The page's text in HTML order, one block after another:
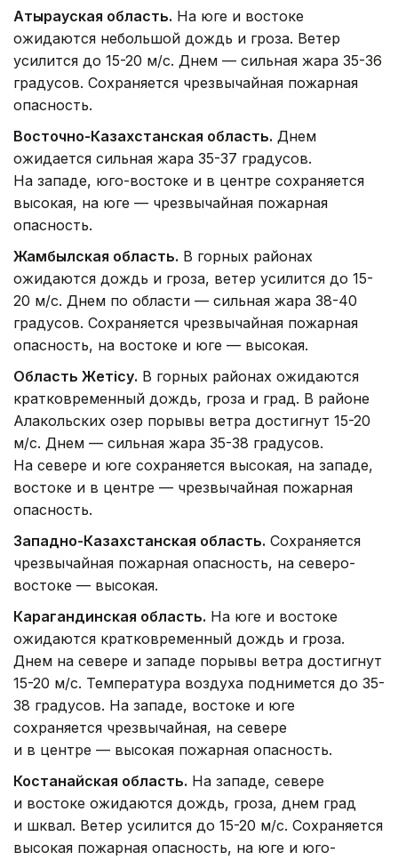
Атырауская область. На юге и востоке
ожидаются небольшой дождь и гроза. Ветер
усилится до 15-20 м/с. Днем — сильная жара 35-36
градусов. Сохраняется чрезвычайная пожарная
опасность.
Восточно-Казахстанская область. Днем
ожидается сильная жара 35-37 градусов.
На западе, юго-востоке и в центре сохраняется
высокая, на юге — чрезвычайная пожарная
опасность.
Жамбылская область. В горных районах
ожидаются дождь и гроза, ветер усилится до 15-
20 м/с. Днем по области — сильная жара 38-40
градусов. Сохраняется чрезвычайная пожарная
опасность, на востоке и юге — высокая.
Область Жетісу. В горных районах ожидаются
кратковременный дождь, гроза и град. В районе
Алакольских озер порывы ветра достигнут 15-20
м/с. Днем — сильная жара 35-38 градусов.
На севере и юге сохраняется высокая, на западе,
востоке и в центре — чрезвычайная пожарная
опасность.
Западно-Казахстанская область. Сохраняется
чрезвычайная пожарная опасность, на северо-
востоке — высокая.
Карагандинская область. На юге и востоке
ожидаются кратковременный дождь и гроза.
Днем на севере и западе порывы ветра достигнут
15-20 м/с. Температура воздуха поднимется до 35-
38 градусов. На западе, востоке и юге
сохраняется чрезвычайная, на севере
и в центре — высокая пожарная опасность.
Костанайская область. На западе, севере
и востоке ожидаются дождь, гроза, днем град
и шквал. Ветер усилится до 15-20 м/с. Сохраняется
высокая пожарная опасность, на юге и юго-